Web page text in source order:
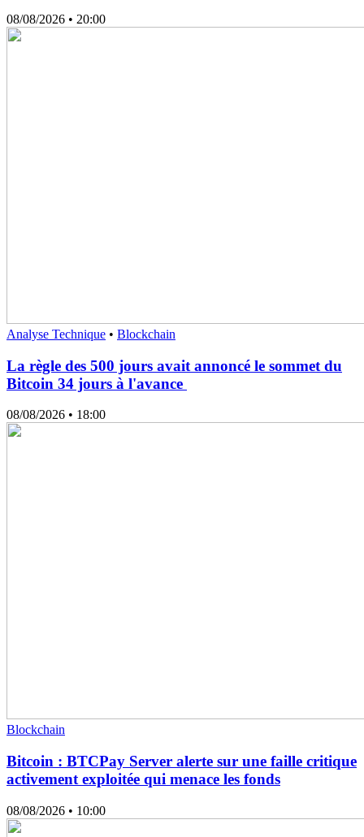
08/08/2026 • 20:00
Analyse Technique • Blockchain
La règle des 500 jours avait annoncé le sommet du
Bitcoin 34 jours à l'avance
08/08/2026 • 18:00
Blockchain
Bitcoin : BTCPay Server alerte sur une faille critique
activement exploitée qui menace les fonds
08/08/2026 • 10:00